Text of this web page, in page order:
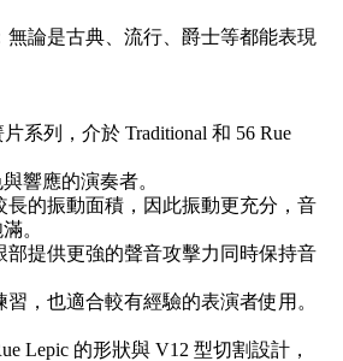
無論是古典、流行、爵士等都能表現
系列，介於 Traditional 和 56 Rue
響應的演奏者。
長的振動面積，因此振動更充分，音
。
部提供更強的聲音攻擊力同時保持音
習，也適合較有經驗的表演者使用。
Lepic 的形狀與 V12 型切割設計，